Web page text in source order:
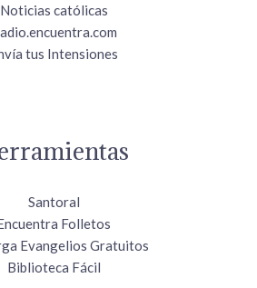
Noticias católicas
tus Intensiones
Santoral
Folletos
Evangelios Gratuitos
Biblioteca Fácil